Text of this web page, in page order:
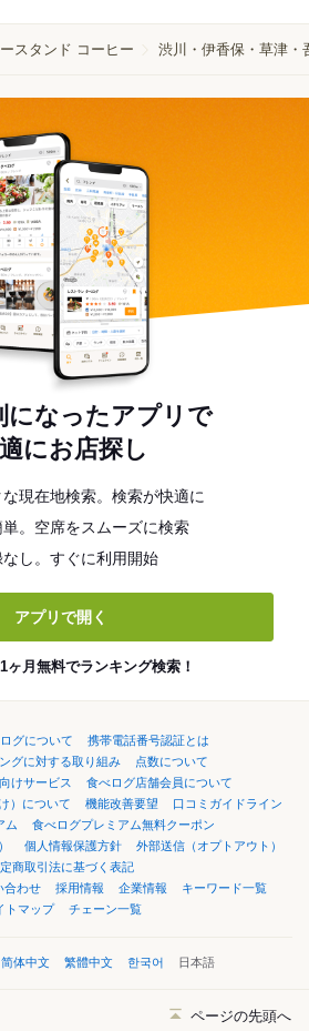
スタンド コーヒー 渋川・伊香保・草津・
になったアプリで
にお店探し
現在地検索。検索が快適に
。空席をスムーズに検索
し。すぐに利用開始
アプリで開く
ヶ月無料でランキング検索！
グについて
携帯電話番号認証とは
グに対する取り組み
点数について
けサービス
食べログ店舗会員について
）について
機能改善要望
口コミガイドライン
ム
食べログプレミアム無料クーポン
個人情報保護方針
外部送信（オプトアウト）
商取引法に基づく表記
合わせ 採用情報 企業情報
キーワード一覧
トマップ
チェーン一覧
简体中文 繁體中文 한국어 日本語
ページの先頭へ